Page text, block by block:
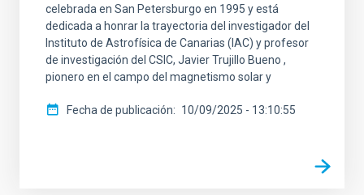
celebrada en San Petersburgo en 1995 y está
dedicada a honrar la trayectoria del investigador del
Instituto de Astrofísica de Canarias (IAC) y profesor
de investigación del CSIC, Javier Trujillo Bueno ,
pionero en el campo del magnetismo solar y
Fecha de publicación 10/09/2025 - 13:10:55